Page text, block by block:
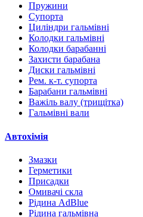
Пружини
Супорта
Циліндри гальмівні
Колодки гальмівні
Колодки барабанні
Захисти барабана
Диски гальмівні
Рем. к-т. супорта
Барабани гальмівні
Важіль валу (трищітка)
Гальмівні вали
Автохімія
Змазки
Герметики
Присадки
Омивачі скла
Рідина AdBlue
Рідина гальмівна